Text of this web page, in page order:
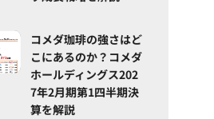
コメダ珈琲の強さはど
こにあるのか？コメダ
ホールディングス202
7年2月期第1四半期決
算を解説